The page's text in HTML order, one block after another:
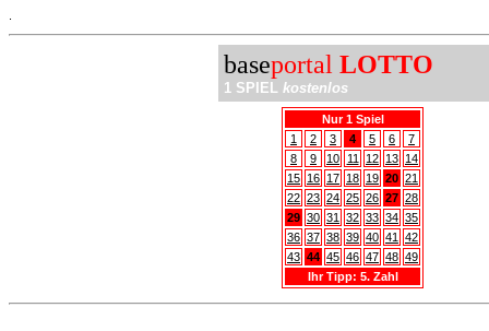
baseportal LOTTO
1 SPIEL kostenlos
Nur 1 Spiel
1
2 3 4 5 6
7
8
9 10 11 12 13 14
15 16 17 18 19 20 21
22 23 24 25 26 27 28
29 30 31 32 33 34 35
36 37 38 39 40 41
42
43 44 45 46 47 48 49
Ihr Tipp: 5. Zahl